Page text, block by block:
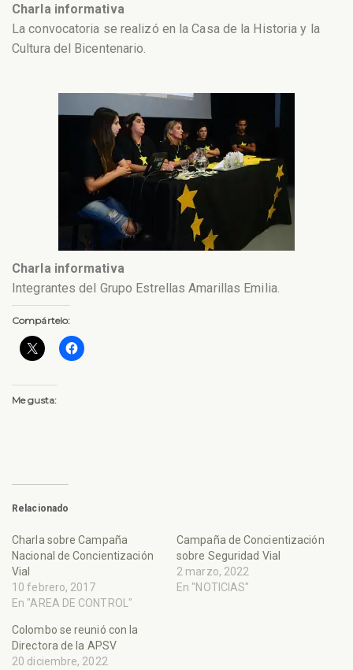
Charla informativa
La convocatoria se realizó en la Casa de la Historia y la
Cultura del Bicentenario.
Charla informativa
Integrantes del Grupo Estrellas Amarillas Emilia.
Compártelo:
Me gusta:
Relacionado
Charla sobre Campaña
Nacional de Concientización
Vial
10 febrero, 2017
En "AREA DE CONTROL"
Campaña de Concientización
sobre Seguridad Vial
2 marzo, 2022
En "NOTICIAS"
Colombo se reunió con la
Directora de la APSV
20 diciembre, 2022